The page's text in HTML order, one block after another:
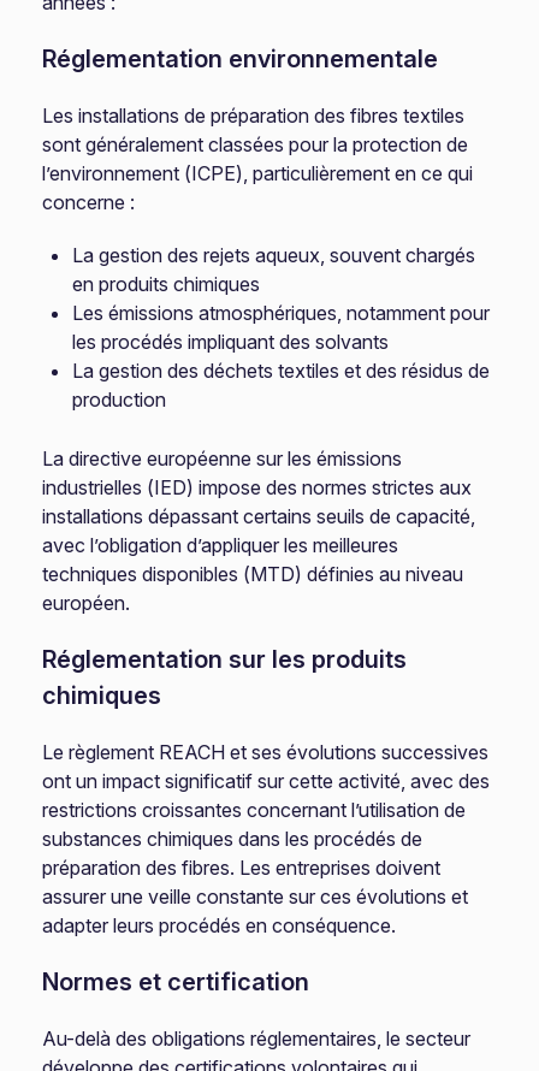
Réglementation environnementale
Les installations de préparation des fibres textiles
sont généralement classées pour la protection de
l’environnement (ICPE), particulièrement en ce qui
concerne :
La gestion des rejets aqueux, souvent chargés
en produits chimiques
Les émissions atmosphériques, notamment pour
les procédés impliquant des solvants
La gestion des déchets textiles et des résidus de
production
La directive européenne sur les émissions
industrielles (IED) impose des normes strictes aux
installations dépassant certains seuils de capacité,
avec l’obligation d’appliquer les meilleures
techniques disponibles (MTD) définies au niveau
européen.
Réglementation sur les produits
chimiques
Le règlement REACH et ses évolutions successives
ont un impact significatif sur cette activité, avec des
restrictions croissantes concernant l’utilisation de
substances chimiques dans les procédés de
préparation des fibres. Les entreprises doivent
assurer une veille constante sur ces évolutions et
adapter leurs procédés en conséquence.
Normes et certification
Au-delà des obligations réglementaires, le secteur